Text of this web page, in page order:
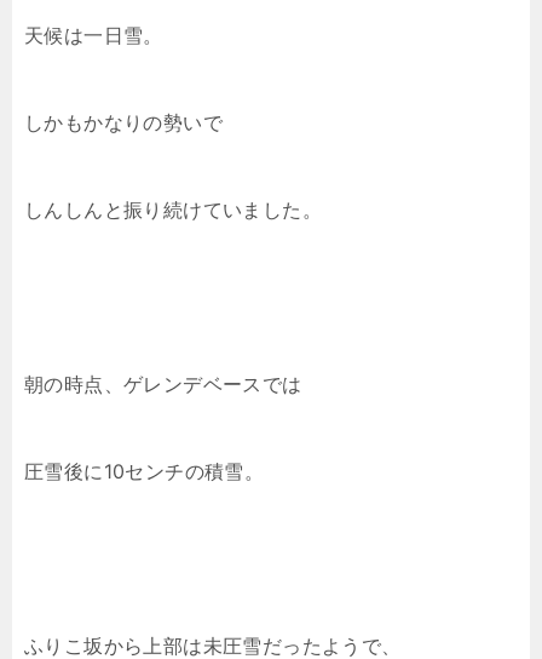
天候は一日雪。
しかもかなりの勢いで
しんしんと振り続けていました。
朝の時点、ゲレンデベースでは
圧雪後に10センチの積雪。
ふりこ坂から上部は未圧雪だったようで、